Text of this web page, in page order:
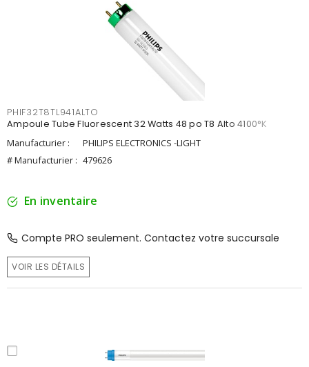
PHIF32T8TL941ALTO
Ampoule Tube Fluorescent 32 Watts 48 po T8 Alto 4100°K
Manufacturier :
PHILIPS ELECTRONICS -LIGHT
# Manufacturier : 479626
En inventaire
Compte PRO seulement. Contactez votre succursale
VOIR LES DÉTAILS